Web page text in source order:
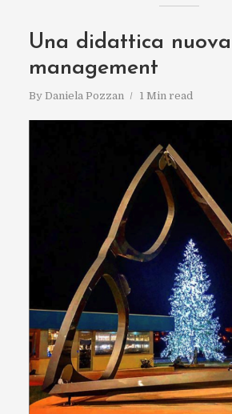
Una didattica
management
By Daniela Pozzan 1 Min read